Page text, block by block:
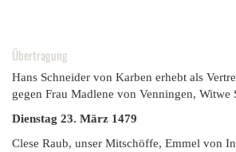
Übertragung
Hans Schneider von Karben erhebt als
gegen Frau Madlene von Venningen,
Dienstag 23. März 1479
Clese Raub, unser Mitschöffe, Emmel von